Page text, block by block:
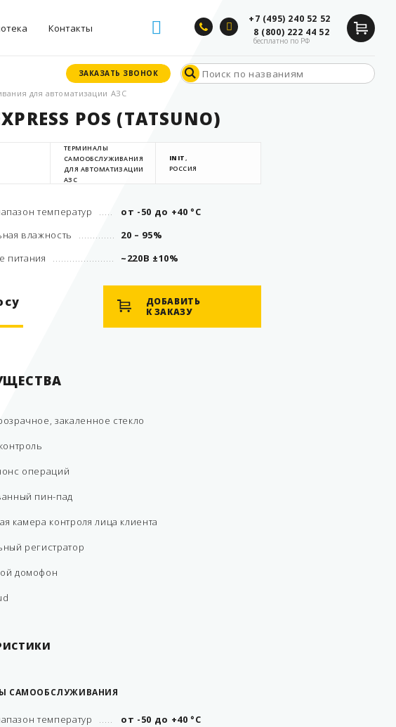
листы
Контакты
+7 (495) 240 52 52
8 (800) 222 44 52
бесплатно по РФ
ЗАКАЗАТЬ ЗВОНОК
ЗАКАЗАТЬ ЗВОНОК
для автоматизации АЗС
POS (TATSUNO)
ТЕРМИНАЛЫ
САМООБСЛУЖИВАНИЯ
ДЛЯ АВТОМАТИЗАЦИИ
АЗС
INIT,
РОССИЯ
температур
от -50 до +40 °С
влажность
20 – 95%
питания
~220В ±10%
ДОБАВИТЬ
К ЗАКАЗУ
закаленное стекло
операций
пин-пад
камера контроля лица клиента
регистратор
домофон
САМООБСЛУЖИВАНИЯ
температур
от -50 до +40 °С